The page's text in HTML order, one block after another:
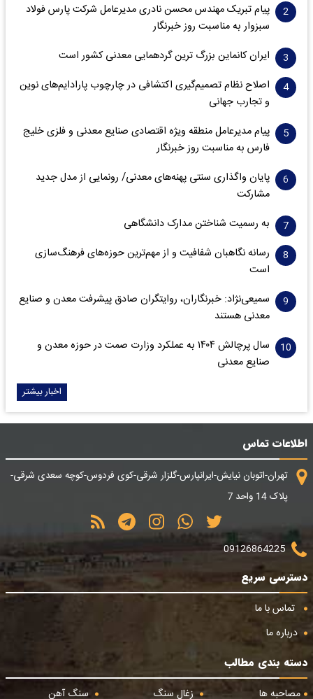
پیام تبریک مهندس محسن نادری مدیرعامل شرکت پارس فولاد
سبزوار به مناسبت روز خبرنگار
ایران کانماین بزرگ ترین گردهمایی معدنی کشور است
اصلاح نظام تصمیم‌گیری اکتشافی در چارچوب پارادایم‌های نوین
و تجارب جهانی
پیام مدیرعامل منطقه ویژه اقتصادی صنایع معدنی و فلزی خلیج
فارس به مناسبت روز خبرنگار‌
پایان واگذاری‌ سنتی پهنه‌های معدنی/ رونمایی از مدل جدید
مشارکت
به رسمیت شناختن مدارک دانشگاهی
رسانه نگاهبان شفافیت و از مهم‌ترین حوزه‌های فرهنگ‌سازی
است
سمیعی‌نژاد: خبرنگاران، روایتگران صادق پیشرفت معدن و صنایع
معدنی هستند
سال پرچالش ۱۴۰۴ به عملکرد وزارت صمت در حوزه معدن و
صنایع معدنی
اخبار بیشتر
اطلاعات تماس
تهران-اتوبان نیایش-ایرانپارس-گلزار شرقی-کوی فردوس-کوچه سعدی شرقی-
پلاک 14 واحد 7
09126864225
دسترسی سریع
تماس با ما
درباره ما
دسته بندی مطالب
مصاحبه ها
زغال سنگ سنگ آهن